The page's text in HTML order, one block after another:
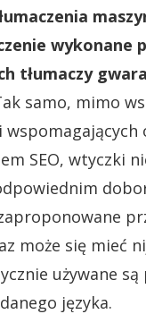
wykonane
tłumaczy
samo, mimo
wspomagających
SEO, wtyczki
może się mieć
używane są
języka.